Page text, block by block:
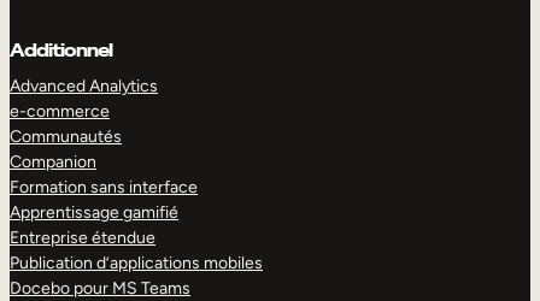
Additionnel
Advanced Analytics
e-commerce
Communautés
Companion
Formation sans interface
Apprentissage gamifié
Entreprise étendue
Publication d’applications mobiles
Docebo pour MS Teams